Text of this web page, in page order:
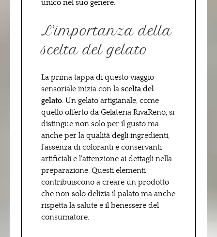
unico nel suo genere.
L’importanza della
scelta del gelato
La prima tappa di questo viaggio
sensoriale inizia con la scelta del
gelato. Un gelato artigianale, come
quello offerto da Gelateria RivaReno, si
distingue non solo per il gusto ma
anche per la qualità degli ingredienti,
l’assenza di coloranti e conservanti
artificiali e l’attenzione ai dettagli nella
preparazione. Questi elementi
contribuiscono a creare un prodotto
che non solo delizia il palato ma anche
rispetta la salute e il benessere del
consumatore.